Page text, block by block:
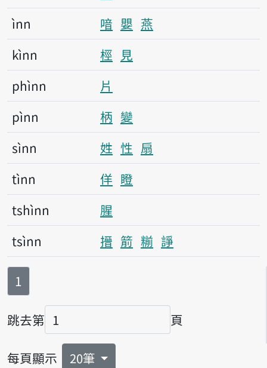
ìnn
喑 嬰 燕
kìnn
桱 見
phìnn
片
pìnn
柄 變
sìnn
姓 性 扇
tìnn
佯 瞪
tshìnn
腥
tsìnn
搢 箭 糋 諍
第
1
跳去第
頁碼
頁
每頁顯示 20筆